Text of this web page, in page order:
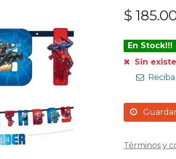
$
En Stock!!!
Sin
Términos y